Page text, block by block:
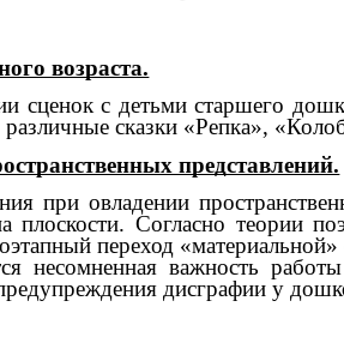
возраста.
с детьми старшего
сказки «Репка»,
представлений.
при овладении
Согласно теории
переход
несомненная важность
дисграфии у